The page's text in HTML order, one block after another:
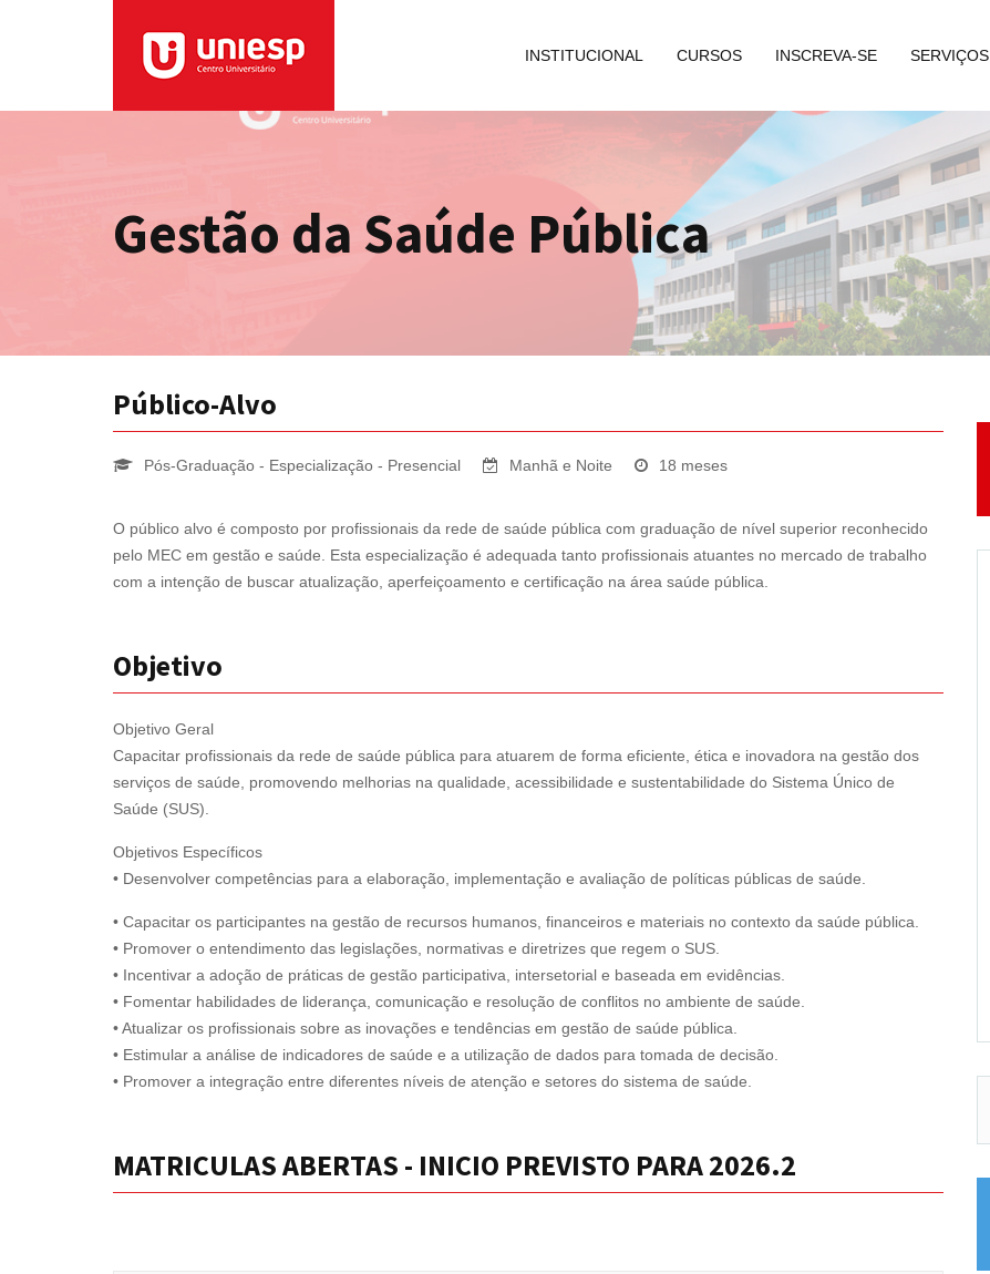
INSTITUCIONAL CURSOS INSCREVA-SE SERVIÇOS
Gestão da Saúde Pública
Público-Alvo
Pós-Graduação - Especialização - Presencial Manhã e Noite 18 meses
O público alvo é composto por profissionais da rede de saúde pública com graduação de nível superior reconhecido
pelo MEC em gestão e saúde. Esta especialização é adequada tanto profissionais atuantes no mercado de trabalho
com a intenção de buscar atualização, aperfeiçoamento e certificação na área saúde pública.
Objetivo
Objetivo Geral
Capacitar profissionais da rede de saúde pública para atuarem de forma eficiente, ética e inovadora na gestão dos
serviços de saúde, promovendo melhorias na qualidade, acessibilidade e sustentabilidade do Sistema Único de
Saúde (SUS).
Objetivos Específicos
• Desenvolver competências para a elaboração, implementação e avaliação de políticas públicas de saúde.
• Capacitar os participantes na gestão de recursos humanos, financeiros e materiais no contexto da saúde pública.
• Promover o entendimento das legislações, normativas e diretrizes que regem o SUS.
• Incentivar a adoção de práticas de gestão participativa, intersetorial e baseada em evidências.
• Fomentar habilidades de liderança, comunicação e resolução de conflitos no ambiente de saúde.
• Atualizar os profissionais sobre as inovações e tendências em gestão de saúde pública.
• Estimular a análise de indicadores de saúde e a utilização de dados para tomada de decisão.
• Promover a integração entre diferentes níveis de atenção e setores do sistema de saúde.
MATRICULAS ABERTAS - INICIO PREVISTO PARA 2026.2